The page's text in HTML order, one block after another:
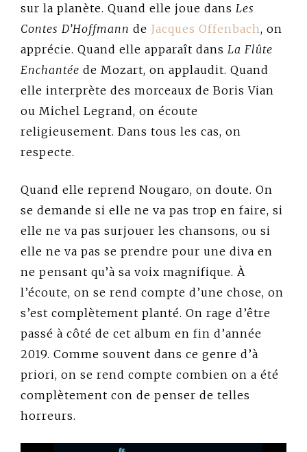
sur la planète. Quand elle joue dans Les
Contes D’Hoffmann de Jacques Offenbach, on
apprécie. Quand elle apparaît dans La Flûte
Enchantée de Mozart, on applaudit. Quand
elle interprète des morceaux de Boris Vian
ou Michel Legrand, on écoute
religieusement. Dans tous les cas, on
respecte.
Quand elle reprend Nougaro, on doute. On
se demande si elle ne va pas trop en faire, si
elle ne va pas surjouer les chansons, ou si
elle ne va pas se prendre pour une diva en
ne pensant qu’à sa voix magnifique. À
l’écoute, on se rend compte d’une chose, on
s’est complètement planté. On rage d’être
passé à côté de cet album en fin d’année
2019. Comme souvent dans ce genre d’à
priori, on se rend compte combien on a été
complètement con de penser de telles
horreurs.